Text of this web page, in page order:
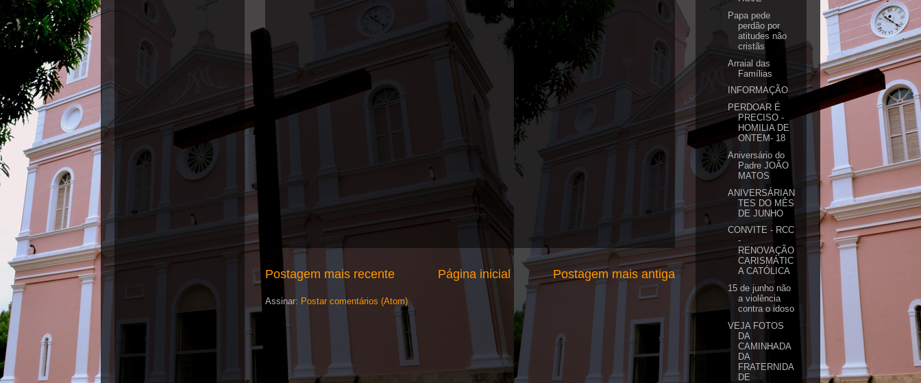
Postagem mais recente Postagem mais antiga
Página inicial
Assinar: Postar comentários (Atom)
Papa pede
perdão por
atitudes não
cristãs
Arraial das
Famílias
INFORMAÇÃO
PERDOAR É
PRECISO -
HOMILIA DE
ONTEM- 18
Aniversário do
Padre JOÃO
MATOS
ANIVERSÁRIAN
TES DO MÊS
DE JUNHO
CONVITE - RCC
-
RENOVAÇÃO
CARISMÁTIC
A CATÓLICA
15 de junho não
a violência
contra o idoso
VEJA FOTOS
DA
CAMINHADA
DA
FRATERNIDA
DE